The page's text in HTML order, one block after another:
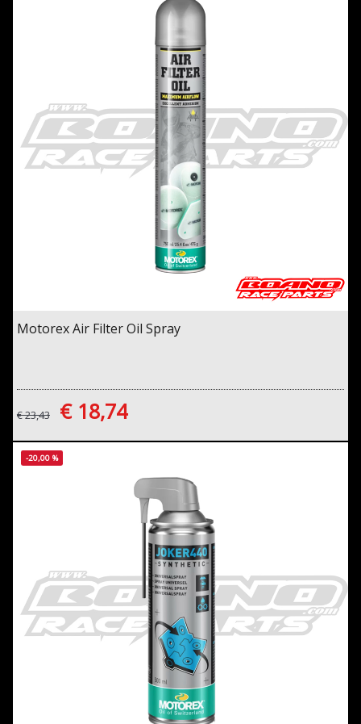
Motorex Air Filter Oil Spray
€ 23,43 € 18,74
-20,00 %